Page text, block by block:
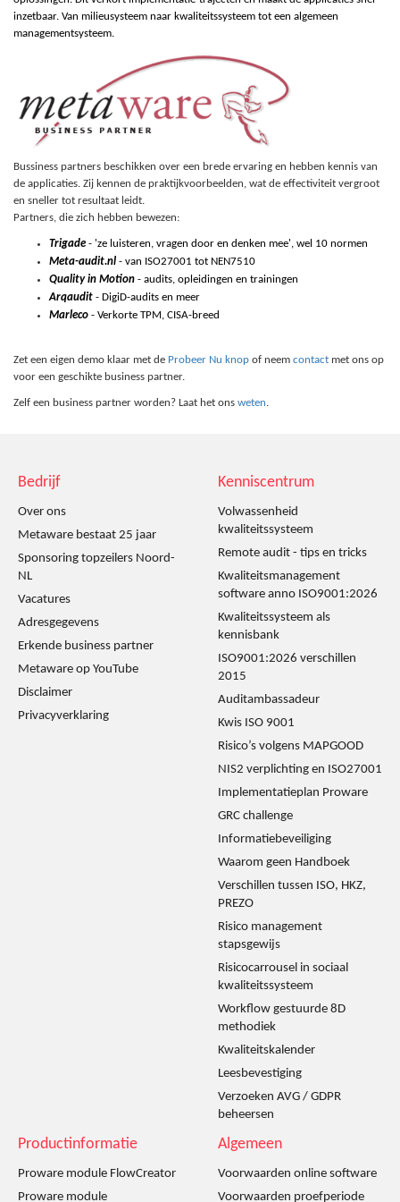
inzetbaar. Van milieusysteem naar kwaliteitssysteem tot een algemeen
managementsysteem.
Bussiness partners beschikken over een brede ervaring en hebben kennis van
de applicaties. Zij kennen de praktijkvoorbeelden, wat de effectiviteit vergroot
en sneller tot resultaat leidt.
Partners, die zich hebben bewezen:
Trigade - 'ze luisteren, vragen door en denken mee', wel 10 normen
Meta-audit.nl - van ISO27001 tot NEN7510
Quality in Motion - audits, opleidingen en trainingen
Arqaudit - DigiD-audits en meer
Marleco - Verkorte TPM, CISA-breed
Zet een eigen demo klaar met de Probeer Nu knop of neem contact met ons op
voor een geschikte business partner.
Zelf een business partner worden? Laat het ons weten.
Bedrijf
Over ons
Metaware bestaat 25 jaar
Sponsoring topzeilers Noord-
NL
Vacatures
Adresgegevens
Erkende business partner
Metaware op YouTube
Disclaimer
Privacyverklaring
Kenniscentrum
Volwassenheid
kwaliteitssysteem
Remote audit - tips en tricks
Kwaliteitsmanagement
software anno ISO9001:2026
Kwaliteitssysteem als
kennisbank
ISO9001:2026 verschillen
2015
Auditambassadeur
Kwis ISO 9001
Risico’s volgens MAPGOOD
NIS2 verplichting en ISO27001
Implementatieplan Proware
GRC challenge
Informatiebeveiliging
Waarom geen Handboek
Verschillen tussen ISO, HKZ,
PREZO
Risico management
stapsgewijs
Risicocarrousel in sociaal
kwaliteitssysteem
Workflow gestuurde 8D
methodiek
Kwaliteitskalender
Leesbevestiging
Verzoeken AVG / GDPR
beheersen
Productinformatie
Proware module FlowCreator
Proware module
Algemeen
Voorwaarden online software
Voorwaarden proefperiode